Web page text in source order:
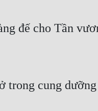
đế cho Tần
trong cung dưỡng